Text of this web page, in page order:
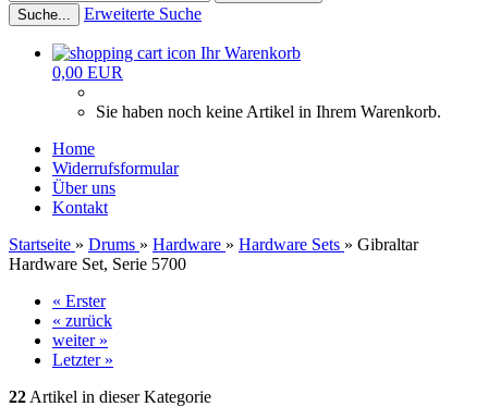
Suche... Erweiterte Suche
Ihr Warenkorb
0,00 EUR
Sie haben noch keine Artikel in Ihrem Warenkorb.
Home
Widerrufsformular
Über uns
Kontakt
Startseite » Drums » Hardware » Hardware Sets » Gibraltar
Hardware Set, Serie 5700
« Erster
« zurück
weiter »
Letzter »
22 Artikel in dieser Kategorie